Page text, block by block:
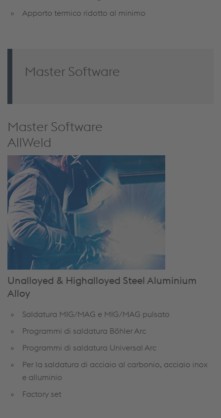
Apporto termico ridotto al minimo
Master Software
Master Software
AllWeld
Unalloyed & Highalloyed Steel Aluminium
Alloy
Saldatura MIG/MAG e MIG/MAG pulsato
Programmi di saldatura Böhler Arc
Programmi di saldatura Universal Arc
Per la saldatura di acciaio al carbonio, acciaio inox
e alluminio
Factory set